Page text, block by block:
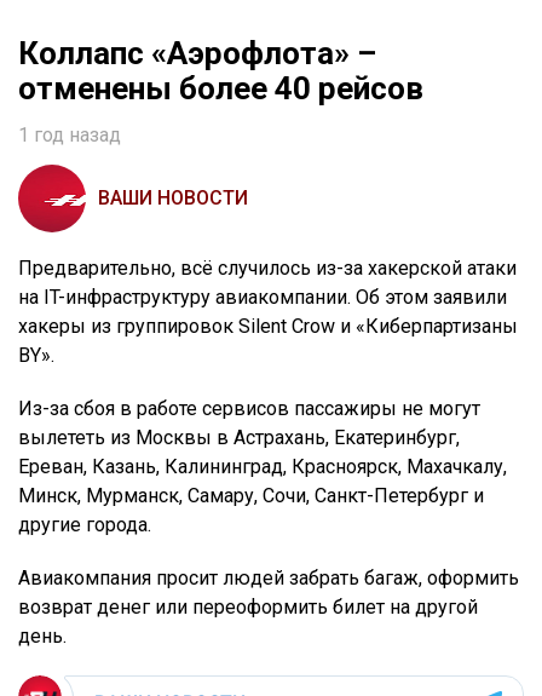
Коллапс «Аэрофлота» –
отменены более 40 рейсов
1 год назад
ВАШИ НОВОСТИ
Предварительно, всё случилось из-за хакерской атаки
на IT-инфраструктуру авиакомпании. Об этом заявили
хакеры из группировок Silent Crow и «Киберпартизаны
BY».
Из-за сбоя в работе сервисов пассажиры не могут
вылететь из Москвы в Астрахань, Екатеринбург,
Ереван, Казань, Калининград, Красноярск, Махачкалу,
Минск, Мурманск, Самару, Сочи, Санкт-Петербург и
другие города.
Авиакомпания просит людей забрать багаж, оформить
возврат денег или переоформить билет на другой
день.